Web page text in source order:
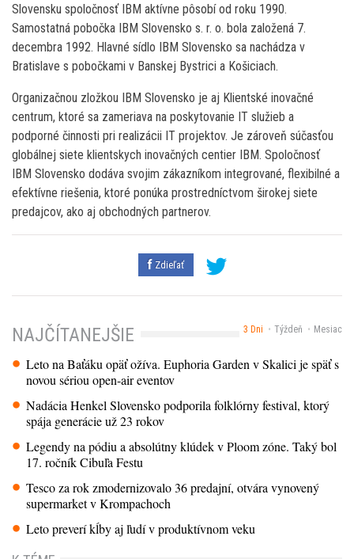
Slovensku spoločnosť IBM aktívne pôsobí od roku 1990.
Samostatná pobočka IBM Slovensko s. r. o. bola založená 7.
decembra 1992. Hlavné sídlo IBM Slovensko sa nachádza v
Bratislave s pobočkami v Banskej Bystrici a Košiciach.
Organizačnou zložkou IBM Slovensko je aj Klientské inovačné
centrum, ktoré sa zameriava na poskytovanie IT služieb a
podporné činnosti pri realizácii IT projektov. Je zároveň súčasťou
globálnej siete klientskych inovačných centier IBM. Spoločnosť
IBM Slovensko dodáva svojim zákazníkom integrované, flexibilné a
efektívne riešenia, ktoré ponúka prostredníctvom širokej siete
predajcov, ako aj obchodných partnerov.
Zdieľať
3 Dni Týždeň Mesiac
NAJČÍTANEJŠIE
Leto na Baťáku opäť ožíva. Euphoria Garden v Skalici je späť s
novou sériou open-air eventov
Nadácia Henkel Slovensko podporila folklórny festival, ktorý
spája generácie už 23 rokov
Legendy na pódiu a absolútny klúdek v Ploom zóne. Taký bol
17. ročník Cibuľa Festu
Tesco za rok zmodernizovalo 36 predajní, otvára vynovený
supermarket v Krompachoch
Leto preverí kĺby aj ľudí v produktívnom veku